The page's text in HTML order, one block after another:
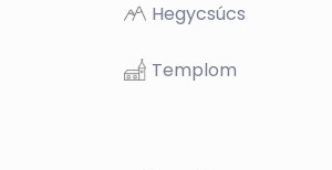
Hegycsúcs
Templom